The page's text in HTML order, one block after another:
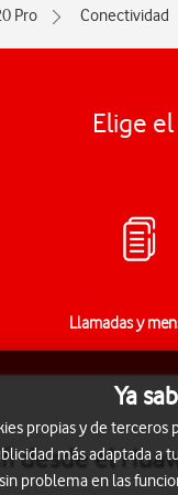
Pro Conectividad
Elige
Llamadas y
desde el
Ya
propias y de
más adaptada a
problema en las